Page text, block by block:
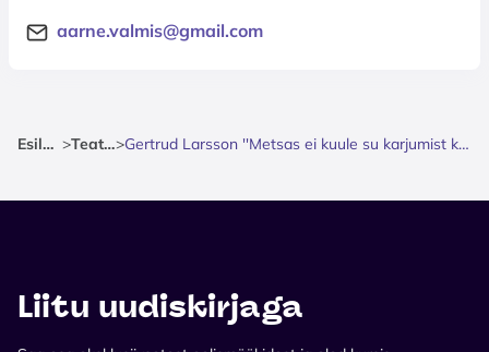
aarne.valmis@gmail.com
Esileht > Teater> Gertrud Larsson ''Metsas ei kuule su karjumist keegi''
Liitu uudiskirjaga